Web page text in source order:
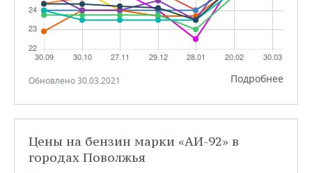
Обновлено 30.03.2021 Подробнее
Цены на бензин марки «АИ-92» в
городах Поволжья